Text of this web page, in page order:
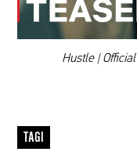
00:00
Hustle |
TAGI